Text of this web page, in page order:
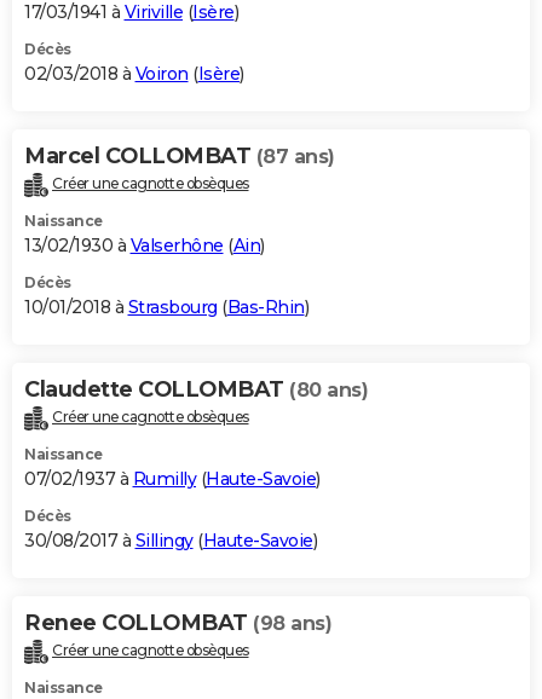
17/03/1941 à Viriville (Isère)
Décès
02/03/2018 à Voiron (Isère)
Marcel COLLOMBAT (87 ans)
Créer une cagnotte obsèques
Naissance
13/02/1930 à Valserhône (Ain)
Décès
10/01/2018 à Strasbourg (Bas-Rhin)
Claudette COLLOMBAT (80 ans)
Créer une cagnotte obsèques
Naissance
07/02/1937 à Rumilly(Haute-Savoie)
Décès
30/08/2017 à Sillingy(Haute-Savoie)
Renee COLLOMBAT (98 ans)
Créer une cagnotte obsèques
Naissance